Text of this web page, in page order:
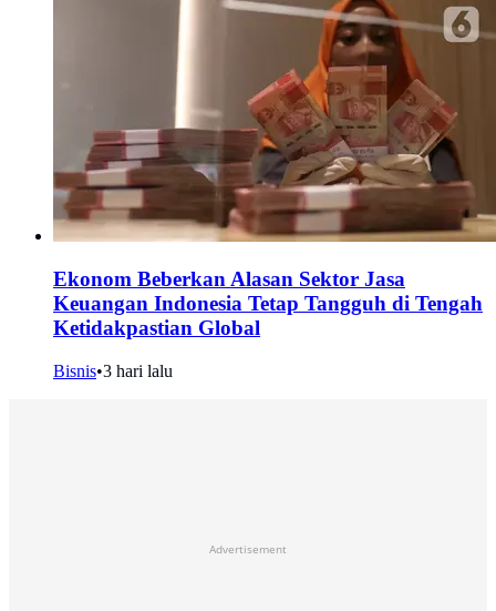
Ekonom Beberkan Alasan Sektor Jasa
Keuangan Indonesia Tetap Tangguh di Tengah
Ketidakpastian Global
Bisnis•3 hari lalu
Advertisement